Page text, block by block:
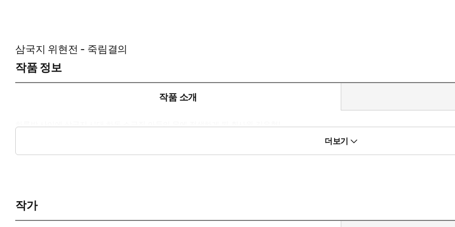
삼국지 위현전 - 죽림결의
작품 정보
작품 소개
하룻밤 사이에 삼국지 시대 하동 소금집 아들의 몸에 전생하게 된 회사원 김우현!
더보기
작가